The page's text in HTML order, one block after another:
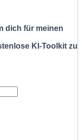
dich für meinen
KI-Toolkit zu